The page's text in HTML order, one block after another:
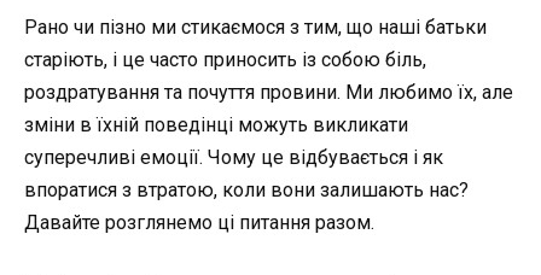
Рано чи пізно ми стикаємося з тим, що наші батьки
старіють, і це часто приносить із собою біль,
роздратування та почуття провини. Ми любимо їх, але
зміни в їхній поведінці можуть викликати
суперечливі емоції. Чому це відбувається і як
впоратися з втратою, коли вони залишають нас?
Давайте розглянемо ці питання разом.